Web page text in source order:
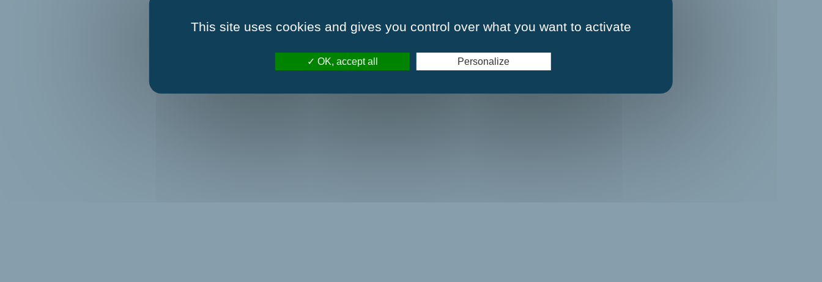
This site uses cookies and gives you control over what you want to activate
OK, accept all Personalize